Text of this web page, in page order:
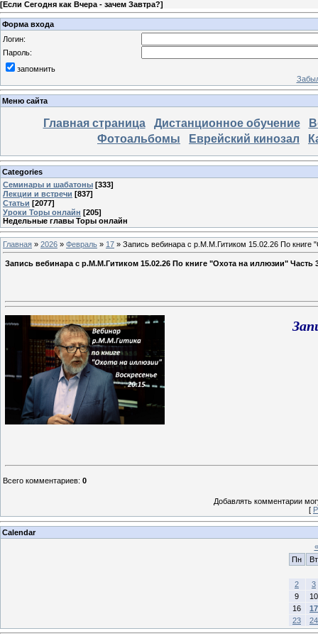
[Если Сегодня как Вчера - зачем Завтра?]
Форма входа
Логин:
Пароль:
запомнить
Меню сайта
Главная страница Дистанционное обучение
Фотоальбомы
Еврейский кинозал
Categories
Семинары и шабатоны [333]
Лекции и встречи [837]
Статьи [2077]
Уроки Торы онлайн [205]
Недельные главы Торы онлайн
Главная » 2026 » Февраль » 17 » Запись вебинара с р.М.М.Гитиком 15.02.26 По книге
Запись вебинара с р.М.М.Гитиком 15.02.26 По книге "Охота на иллюзии" Часть
Всего комментариев: 0
Добавлять комментарии
[
Calendar
«
Пн
Вт
2
3
9
10
16
17
23
24